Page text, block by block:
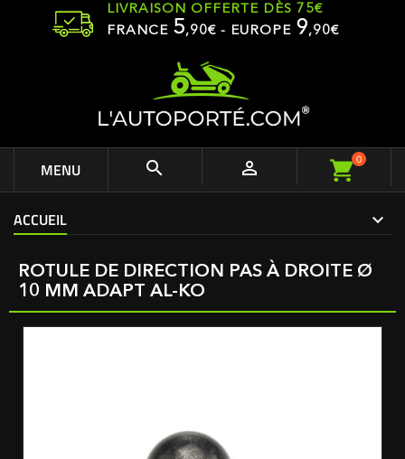
LIVRAISON OFFERTE DÈS 75€
FRANCE 5,90€ - EUROPE 9,90€
MENU   0
ACCUEIL
ROTULE DE DIRECTION PAS À DROITE Ø
10 MM ADAPT AL-KO